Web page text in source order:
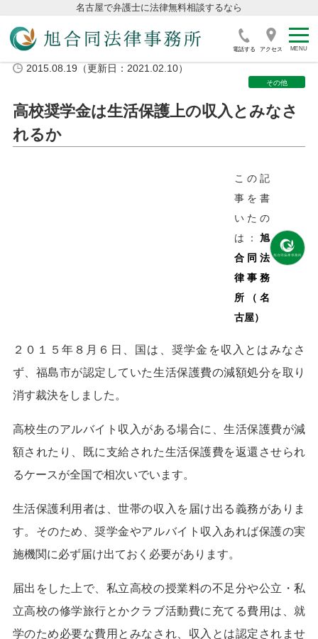
名古屋で弁護士に法律無料相談するなら
電話する アクセス
2015.08.19（更新日：2021.02.10）
その他
高校奨学金は生活保護上の収入とみなさ
れるか
この記
事を書
いたの
は：旭
合同法
律事務
所（名
古屋）
２０１５年８月６日、国は、奨学金を収入とはみなさ
ず、福島市が認定していた生活保護費の減額処分を取り
消す裁決をしました。
高校生のアルバイト収入がある場合に、生活保護費が減
額されたり、既に支給された生活保護費を返還させられ
るケースが全国で相次いでいます。
生活保護利用者は、世帯の収入を届け出る義務がありま
す。そのため、奨学金やアルバイト収入あれば保護の実
施機関に必ず届け出ておく必要があります。
届出をした上で、私立高校の授業料の不足分や公立・私
立高校の修学旅行とかクラブ活動費に充てる費用は、就
学のため必要な費用とみなされ、収入とは認定されませ